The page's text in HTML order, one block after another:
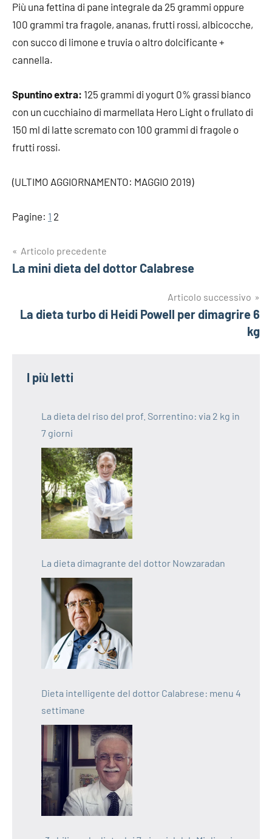
Più una fettina di pane integrale da 25 grammi oppure
100 grammi tra fragole, ananas, frutti rossi, albicocche,
con succo di limone e truvia o altro dolcificante +
cannella.
Spuntino extra: 125 grammi di yogurt 0% grassi bianco
con un cucchiaino di marmellata Hero Light o frullato di
150 ml di latte scremato con 100 grammi di fragole o
frutti rossi.
(ULTIMO AGGIORNAMENTO: MAGGIO 2019)
Pagine: 1 2
Navigazione
articoli
Articolo precedente
La mini dieta del dottor Calabrese
Articolo successivo
La dieta turbo di Heidi Powell per dimagrire 6
kg
I più letti
La dieta del riso del prof. Sorrentino: via 2 kg in
7 giorni
La dieta dimagrante del dottor Nowzaradan
Dieta intelligente del dottor Calabrese: menu 4
settimane